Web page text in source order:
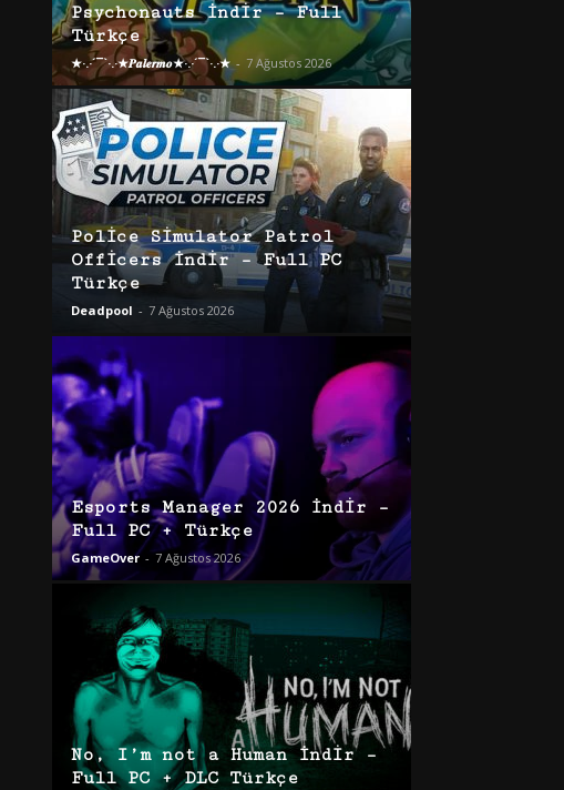
Psychonauts İndir – Full
Türkçe
★·.·´¯`·.·★𝑷𝒂𝒍𝒆𝒓𝒎𝒐★·.·´¯`·.·★ - 7 Ağustos 2026
Police Simulator Patrol
Officers İndir – Full PC
Türkçe
Deadpool - 7 Ağustos 2026
Esports Manager 2026 İndir –
Full PC + Türkçe
GameOver - 7 Ağustos 2026
No, I’m not a Human İndir –
Full PC + DLC Türkçe